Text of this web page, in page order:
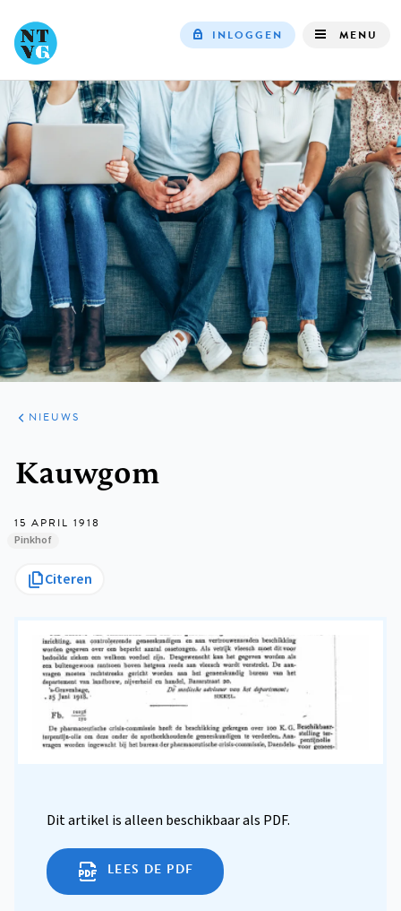
navigation
INLOGGEN MENU
ARTIKELEN
HET
KORT
NIEUWS
Kauwgom
15 APRIL 1918
Pinkhof
Citeren
Dit artikel is alleen beschikbaar als PDF.
LEES DE PDF